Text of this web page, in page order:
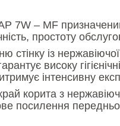
7W – MF
простоту
стінку із
високу
інтенсивну
корита з
посилення